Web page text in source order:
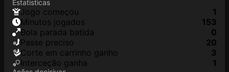
Estatísticas
jogo começou
1
minutos jogados
153
Bola parada batida
0
passe preciso
20
corte em carrinho ganho
3
interceção ganha
1